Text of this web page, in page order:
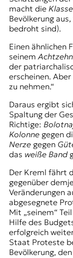
macht die
Bevölkerung
bedroht sind).
Einen ähnlichen
seinem
der
erscheinen.
zu nehmen.“
Daraus ergibt
Spaltung der
Richtige:
Kolonnegegen
Nerze gegen
das weiße Band
Der Kreml fährt
gegenüber
Veränderungen
abgesegnete
Mit „seinem“
Hilfe des
erfolgreich
Staat Proteste
Bevölkerung,